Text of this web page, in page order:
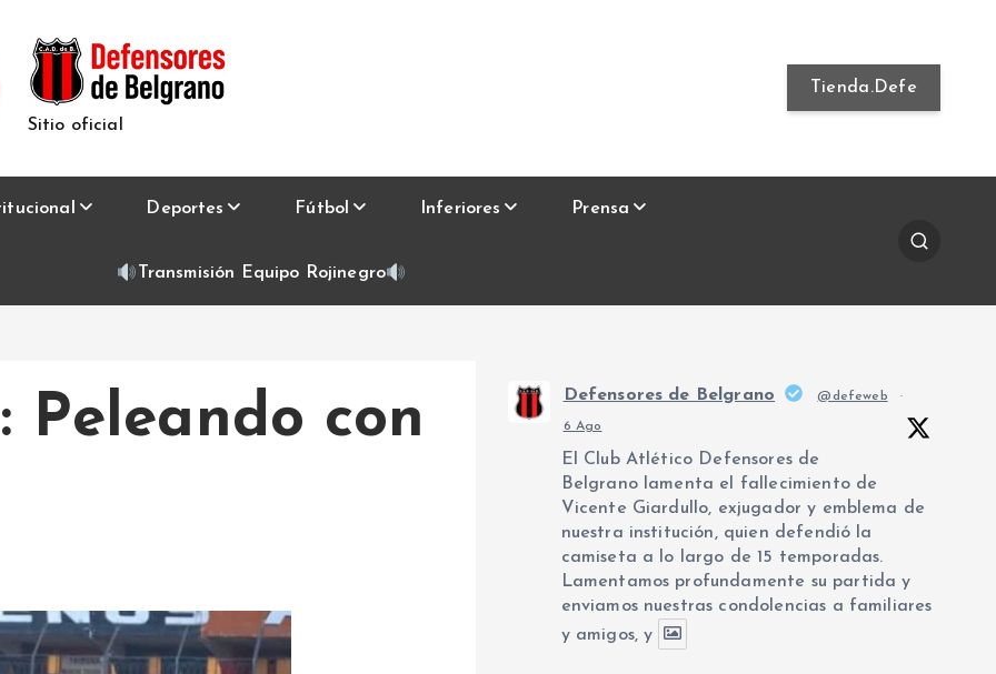
Sitio oficial
Tienda.Defe
Deportes Fútbol Inferiores Prensa
Transmisión Equipo Rojinegro
con
Defensores de Belgrano @defeweb ·
6 Ago
El Club Atlético Defensores de
Belgrano lamenta el fallecimiento de
Vicente Giardullo, exjugador y emblema de
nuestra institución, quien defendió la
camiseta a lo largo de 15 temporadas.
Lamentamos profundamente su partida y
enviamos nuestras condolencias a familiares
y amigos, y